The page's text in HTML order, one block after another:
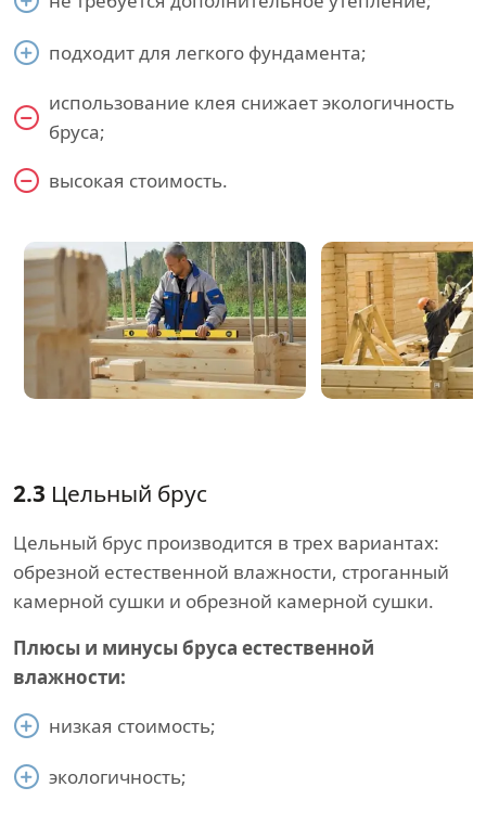
подходит для легкого фундамента;
использование клея снижает экологичность
бруса;
высокая стоимость.
2.3 Цельный брус
Цельный брус производится в трех вариантах:
обрезной естественной влажности, строганный
камерной сушки и обрезной камерной сушки.
Плюсы и минусы бруса естественной
влажности:
низкая стоимость;
экологичность;